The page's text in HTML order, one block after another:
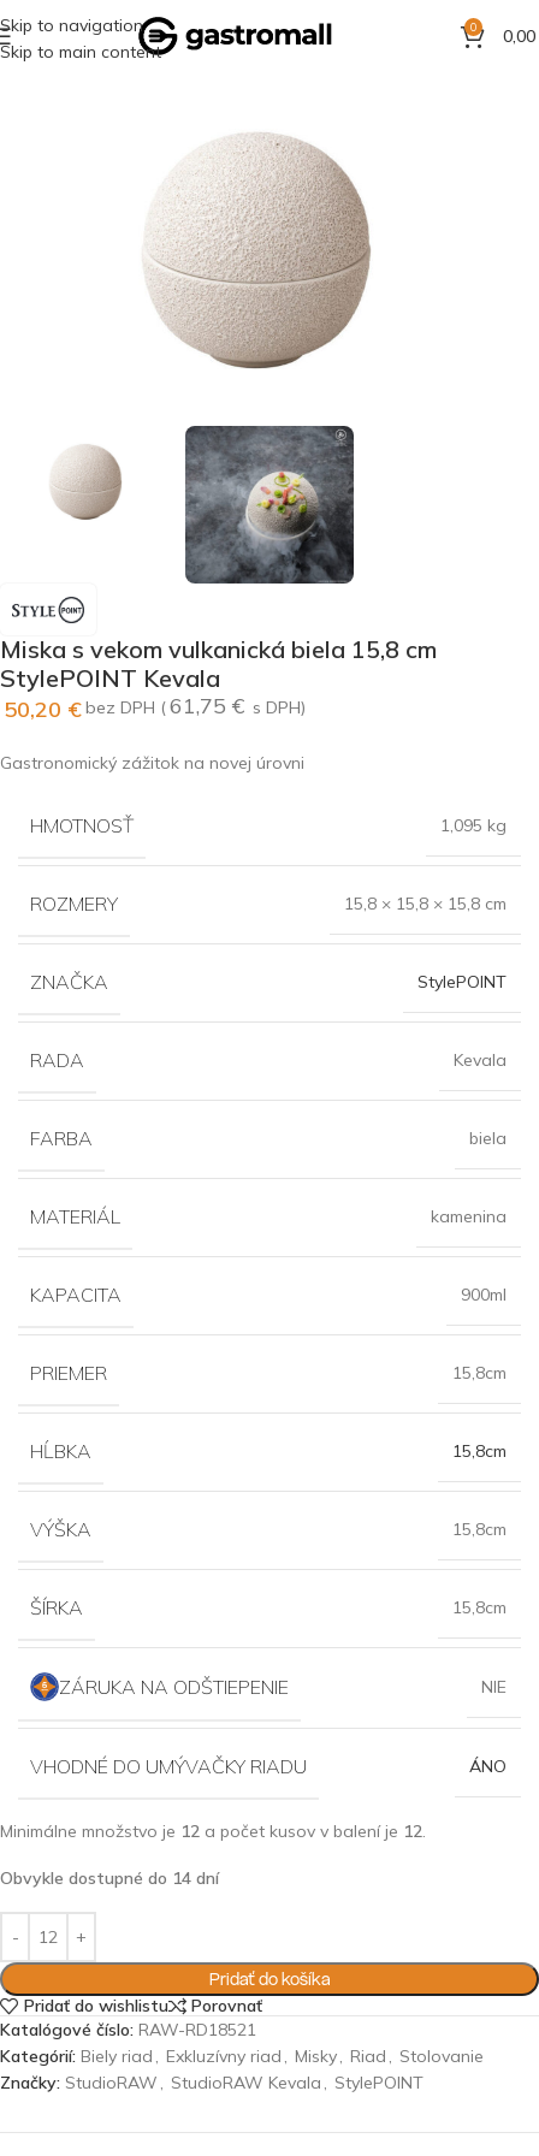
Skip to navigation
Skip to main content
0
0,00
Domov Stolovanie Riad
Miska s vekom vulkanická biela 15,8 cm
StylePOINT Kevala
50,20 €bez DPH (61,75 € s DPH)
Gastronomický zážitok na novej úrovni
HMOTNOSŤ 1,095 kg
ROZMERY 15,8 × 15,8 × 15,8 cm
ZNAČKA StylePOINT
RADA Kevala
FARBA biela
MATERIÁL kamenina
KAPACITA 900ml
PRIEMER 15,8cm
HĹBKA 15,8cm
VÝŠKA 15,8cm
ŠÍRKA 15,8cm
ZÁRUKA NA ODŠTIEPENIE NIE
VHODNÉ DO UMÝVAČKY RIADU ÁNO
Minimálne množstvo je 12 a počet kusov v balení je 12.
Obvykle dostupné do 14 dní
Pridať do košíka
Pridať do wishlistu
Porovnať
Katalógové číslo: RAW-RD18521
Kategórií: Biely riad , Exkluzívny riad , Misky, Riad , Stolovanie
Značky: StudioRAW , StudioRAW Kevala , StylePOINT